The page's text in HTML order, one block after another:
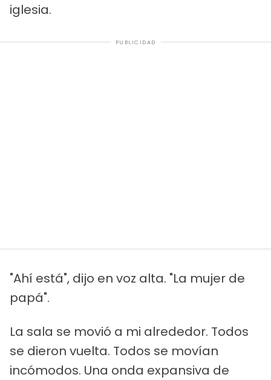
iglesia.
PUBLICIDAD
"Ahí está", dijo en voz alta. "La mujer de
papá".
La sala se movió a mi alrededor. Todos
se dieron vuelta. Todos se movían
incómodos. Una onda expansiva de